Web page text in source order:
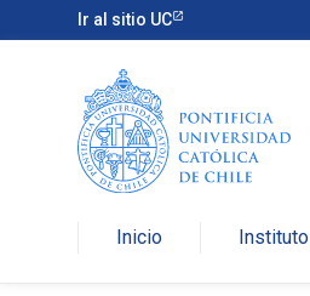
Ir al sitio UC
Inicio Instituto